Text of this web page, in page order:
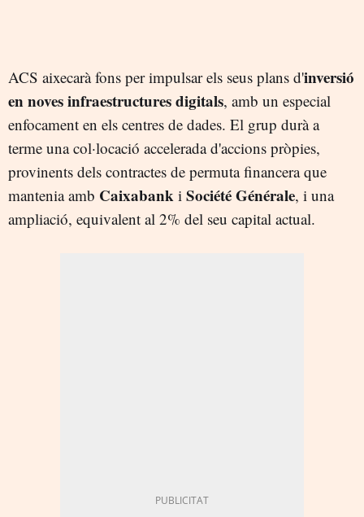
ACS aixecarà fons per impulsar els seus plans d'inversió
en noves infraestructures digitals, amb un especial
enfocament en els centres de dades. El grup durà a
terme una col·locació accelerada d'accions pròpies,
provinents dels contractes de permuta financera que
mantenia amb Caixabank i Société Générale, i una
ampliació, equivalent al 2% del seu capital actual.